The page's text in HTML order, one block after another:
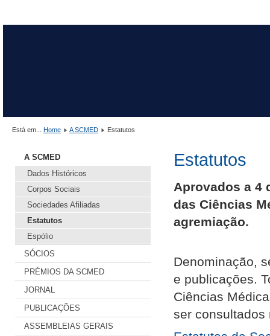
Está em... Home A SCMED Estatutos
A SCMED
Dados Históricos
Corpos Sociais
Sociedades Afiliadas
Estatutos
Espólio
SÓCIOS
PRÉMIOS DA SCMED
JORNAL
PUBLICAÇÕES
ASSEMBLEIAS GERAIS
Estatutos
Aprovados a 4
das Ciências
agremiação.
Denominação,
e publicações.
Ciências
ser consultados